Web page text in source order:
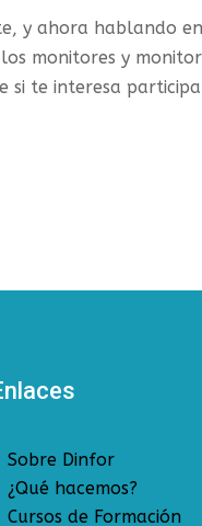
y ahora hablando
monitores y
si te interesa
Sobre Dinfor
¿Qué hacemos?
Cursos de Formación